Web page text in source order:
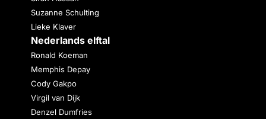
Suzanne Schulting
Lieke Klaver
Nederlands elftal
Ronald Koeman
Memphis Depay
Cody Gakpo
Virgil van Dijk
Denzel Dumfries